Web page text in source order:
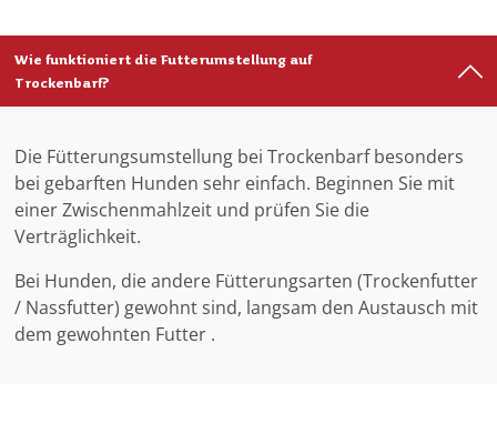
Wie funktioniert die Futterumstellung auf
Trockenbarf?
Die Fütterungsumstellung bei Trockenbarf besonders
bei gebarften Hunden sehr einfach. Beginnen Sie mit
einer Zwischenmahlzeit und prüfen Sie die
Verträglichkeit.
Bei Hunden, die andere Fütterungsarten (Trockenfutter
/ Nassfutter) gewohnt sind, langsam den Austausch mit
dem gewohnten Futter .